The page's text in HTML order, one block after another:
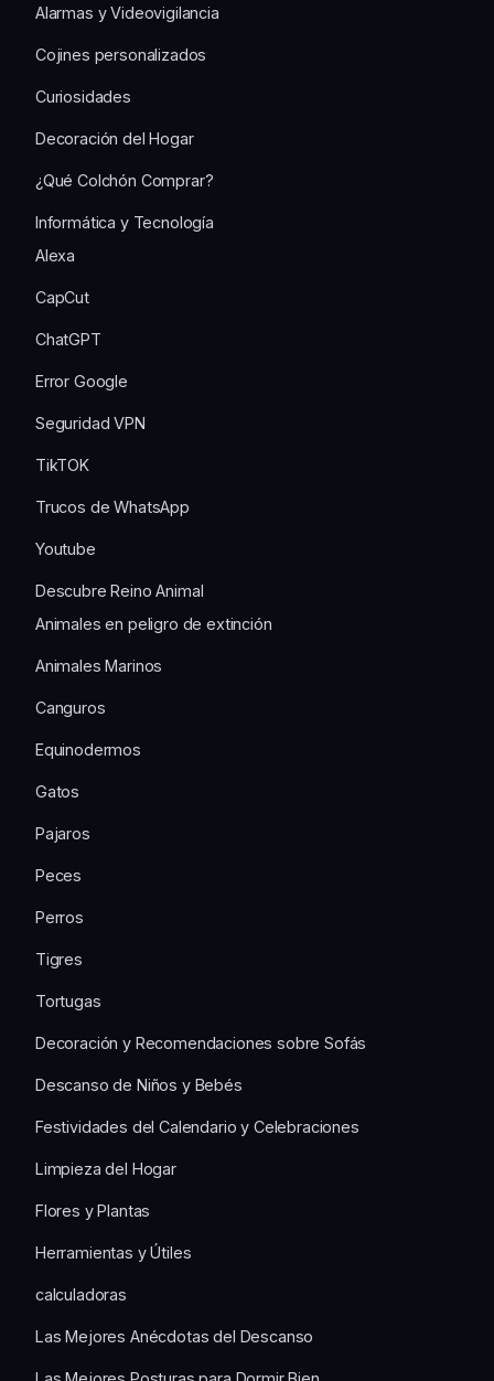
Alarmas y Videovigilancia
Cojines personalizados
Curiosidades
Decoración del Hogar
¿Qué Colchón Comprar?
Informática y Tecnología
Alexa
CapCut
ChatGPT
Error Google
Seguridad VPN
TikTOK
Trucos de WhatsApp
Youtube
Descubre Reino Animal
Animales en peligro de extinción
Animales Marinos
Canguros
Equinodermos
Gatos
Pajaros
Peces
Perros
Tigres
Tortugas
Decoración y Recomendaciones sobre Sofás
Descanso de Niños y Bebés
Festividades del Calendario y Celebraciones
Limpieza del Hogar
Flores y Plantas
Herramientas y Útiles
calculadoras
Las Mejores Anécdotas del Descanso